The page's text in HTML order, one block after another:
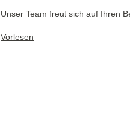
Unser Team freut sich auf Ihren
Vorlesen